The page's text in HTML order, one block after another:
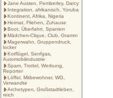
Jane Austen, Pemberley, Darcy
Integration, afrikanisch, Yoruba
Kontinent, Afrika, Nigeria
Heimat, Fliehen, Zuhause
Boot, Überfahrt, Spanien
Mädchen-Clique, Club, Gramm
Magerwahn, Gruppendruck,
locker
Kotflügel, Senfgas,
Automobilindustrie
Spam, Trottel, Werbung,
Reporter
Löffel, Mitbewohner, WG,
Verwandte
Archetypen, Großstadtleben,
reich